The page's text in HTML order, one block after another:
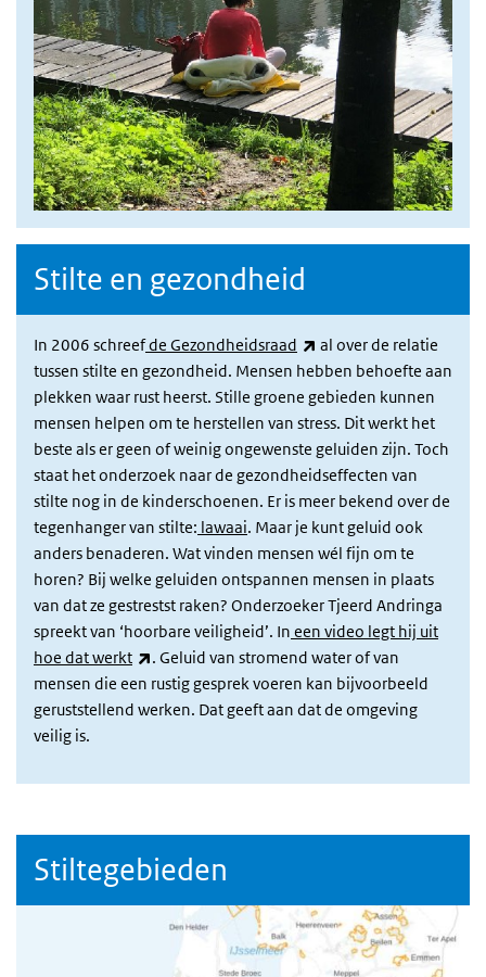
Stilte en gezondheid
In 2006 schreefde Gezondheidsraad (externe link)
al over de relatie
tussen stilte en gezondheid. Mensen hebben behoefte aan
plekken waar rust heerst. Stille groene gebieden kunnen
mensen helpen om te herstellen van stress. Dit werkt het
beste als er geen of weinig ongewenste geluiden zijn. Toch
staat het onderzoek naar de gezondheidseffecten van
stilte nog in de kinderschoenen. Er is meer bekend over de
tegenhanger van stilte: lawaai. Maar je kunt geluid ook
anders benaderen. Wat vinden mensen wél fijn om te
horen? Bij welke geluiden ontspannen mensen in plaats
van dat ze gestrestst raken? Onderzoeker Tjeerd Andringa
spreekt van ‘hoorbare veiligheid’. In een video legt hij uit
hoe dat werkt
(externe link)
. Geluid van stromend water of van
mensen die een rustig gesprek voeren kan bijvoorbeeld
geruststellend werken. Dat geeft aan dat de omgeving
veilig is.
Stiltegebieden